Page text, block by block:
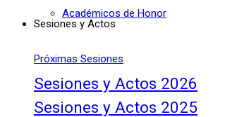
Académicos de Honor
Sesiones y Actos
Próximas Sesiones
Sesiones y Actos 2026
Sesiones y Actos 2025